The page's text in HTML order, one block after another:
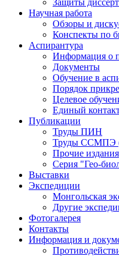
Научная работа
Обзоры и
Конспекты по
Аспирантура
Информация о
Документы
Обучение в
Порядок
Целевое
Единый
Публикации
Труды ПИН
Труды
Прочие издания
Серия "Гео-
Выставки
Экспедиции
Монгольская
Другие
Фотогалерея
Контакты
Информация и